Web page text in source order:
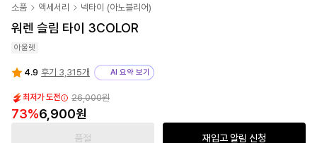
소품 액세서리 넥타이 (아노블리어)
워렌 슬림 타이 3COLOR
아울렛
4.9 후기 3,315개 AI 요약 보기
최저가 도전 26,000원
73%6,900원
품절 재입고 알림 신청